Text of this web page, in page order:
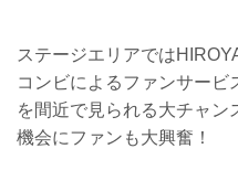
ステージエリアでは
コンビによるファンサービ
を間近で見られる大チャン
機会にファンも大興奮！